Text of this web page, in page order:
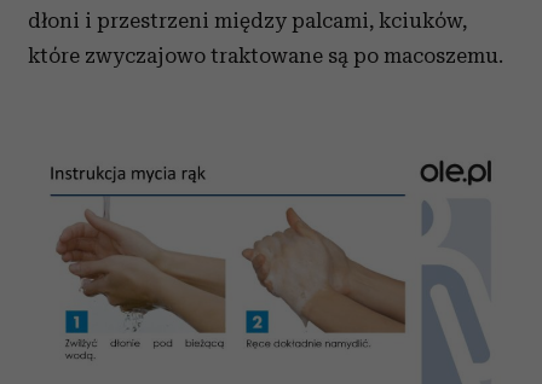
dłoni i przestrzeni między palcami, kciuków,
które zwyczajowo traktowane są po macoszemu.